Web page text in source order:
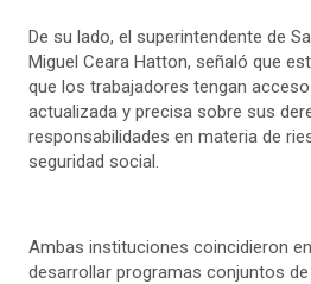
De su lado, el superintendente de
Miguel Ceara Hatton, señaló que
que los trabajadores tengan
actualizada y precisa sobre sus
responsabilidades en materia de
seguridad social.
Ambas instituciones coincidieron
desarrollar programas conjuntos